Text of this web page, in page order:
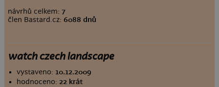
návrhů celkem:7
člen Bastard.cz:6088 dnů
watch czech landscape
vystaveno: 10.12.2009
hodnoceno:22 krát